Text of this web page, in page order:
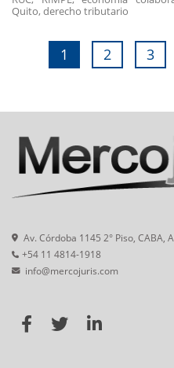
Quito, derecho tributario
1 2 3
Av. Córdoba 1145 2° Piso, CABA,
+54 11 4814-1918
info@mercojuris.com